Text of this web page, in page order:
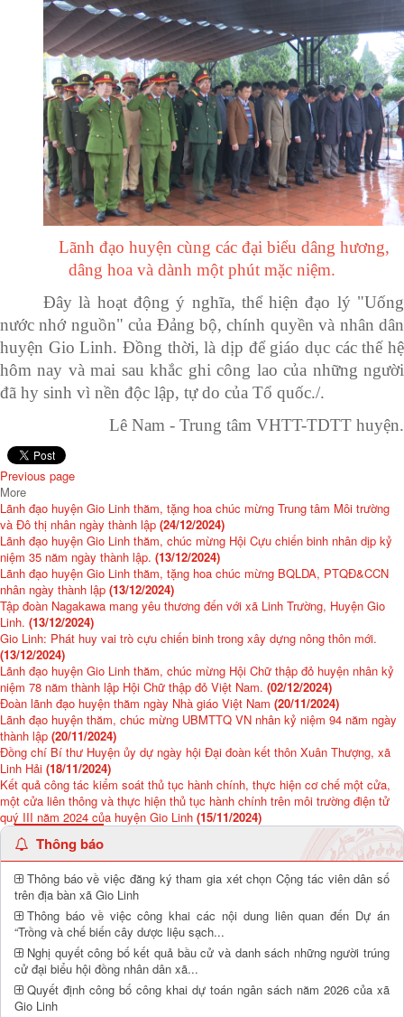
Lãnh đạo huyện cùng các đại biểu dâng hương,
dâng hoa và dành một phút mặc niệm.
Đây là hoạt động ý nghĩa, thể hiện đạo lý "Uống
nước nhớ nguồn" của Đảng bộ, chính quyền và nhân dân
huyện Gio Linh. Đồng thời, là dịp để giáo dục các thế hệ
hôm nay và mai sau khắc ghi công lao của những người
đã hy sinh vì nền độc lập, tự do của Tổ quốc./.
Lê Nam - Trung tâm VHTT-TDTT huyện.
Previous page
More
Lãnh đạo huyện Gio Linh thăm, tặng hoa chúc mừng Trung tâm Môi trường
và Đô thị nhân ngày thành lập (24/12/2024)
Lãnh đạo huyện Gio Linh thăm, chúc mừng Hội Cựu chiến binh nhân dịp kỷ
niệm 35 năm ngày thành lập. (13/12/2024)
Lãnh đạo huyện Gio Linh thăm, tặng hoa chúc mừng BQLDA, PTQĐ&CCN
nhân ngày thành lập (13/12/2024)
Tập đoàn Nagakawa mang yêu thương đến với xã Linh Trường, Huyện Gio
Linh. (13/12/2024)
Gio Linh: Phát huy vai trò cựu chiến binh trong xây dựng nông thôn mới.
(13/12/2024)
Lãnh đạo huyện Gio Linh thăm, chúc mừng Hội Chữ thập đỏ huyện nhân kỷ
niệm 78 năm thành lập Hội Chữ thập đỏ Việt Nam. (02/12/2024)
Đoàn lãnh đạo huyện thăm ngày Nhà giáo Việt Nam (20/11/2024)
Lãnh đạo huyện thăm, chúc mừng UBMTTQ VN nhân kỷ niệm 94 năm ngày
thành lập (20/11/2024)
Đồng chí Bí thư Huyện ủy dự ngày hội Đại đoàn kết thôn Xuân Thượng, xã
Linh Hải (18/11/2024)
Kết quả công tác kiểm soát thủ tục hành chính, thực hiện cơ chế một cửa,
một cửa liên thông và thực hiện thủ tục hành chính trên môi trường điện tử
quý III năm 2024 của huyện Gio Linh (15/11/2024)
Thông báo
Thông báo về việc đăng ký tham gia xét chọn Cộng tác viên dân số
trên địa bàn xã Gio Linh
Thông báo về việc công khai các nội dung liên quan đến Dự án
“Trồng và chế biến cây dược liệu sạch...
Nghị quyết công bố kết quả bầu cử và danh sách những người trúng
cử đại biểu hội đồng nhân dân xã...
Quyết định công bố công khai dự toán ngân sách năm 2026 của xã
Gio Linh